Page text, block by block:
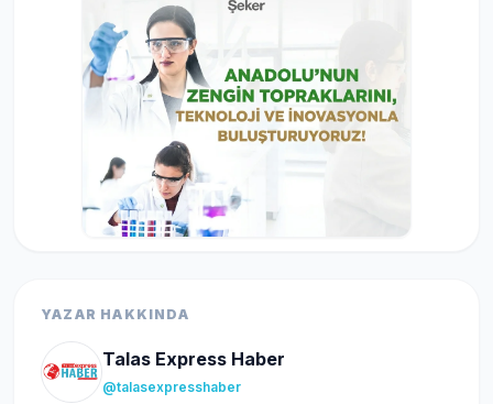
YAZAR HAKKINDA
Talas Express Haber
@talasexpresshaber